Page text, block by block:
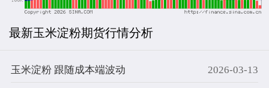
最新玉米淀粉期货行情分析
玉米淀粉 跟随成本端波动 2026-03-13